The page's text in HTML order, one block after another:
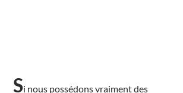
Si nous possédons vraiment des